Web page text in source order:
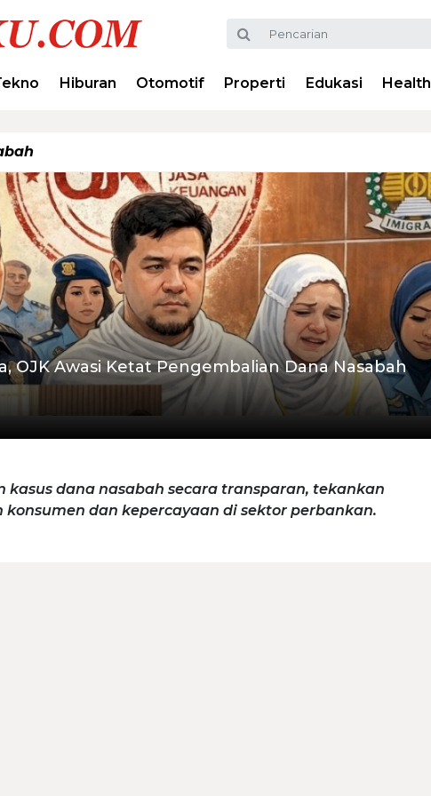
Hiburan Otomotif Properti Edukasi Health
OJK Awasi Ketat Pengembalian Dana Nasabah
kasus dana nasabah secara transparan, tekankan
dan kepercayaan di sektor perbankan.